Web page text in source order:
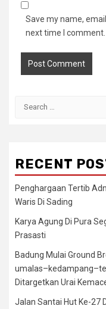
Save my name,
next time I comment.
RECENT
Penghargaan Tertib
Waris Di Sading
Karya Agung Di Pura
Prasasti
Badung Mulai Ground
Ditargetkan Urai
Jalan Santai Hut Ke-27